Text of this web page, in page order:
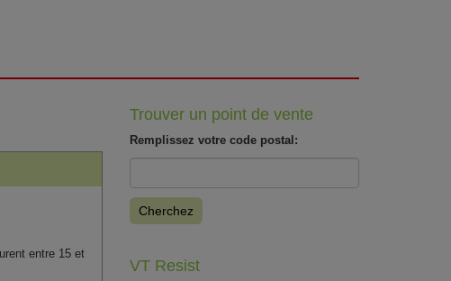
entre 15 et
Trouver un point de vente
Remplissez votre code postal:
Cherchez
VT Resist